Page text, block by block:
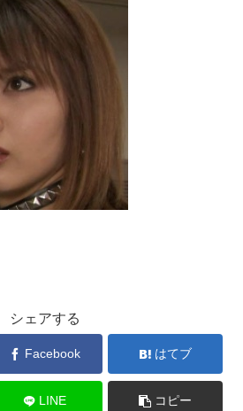
シェアする
Facebook はてブ
LINE コピー